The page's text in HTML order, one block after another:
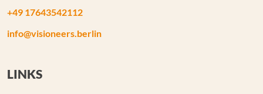
+49 17643542112
info@visioneers.berlin
LINKS